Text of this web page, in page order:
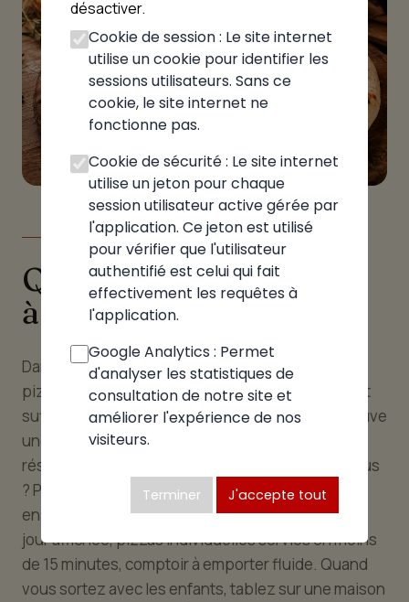
LE GUIDE
Quelle pizzeria choisir
à Bénonces
Dans l'Ain, terre de bonne table, le choix d'une
pizzéria mérite réflexion. À Bénonces, le choix est
suffisamment riche pour que chaque convive trouve
une adresse à son image. Le bon réflexe avant de
réserver : quel type d'expérience recherchez-vous
? Pour une coupure déjeuner express, cap sur les
enseignes rodées au service rapide : formule du
jour affichée, pizzas individuelles servies en moins
de 15 minutes, comptoir à emporter fluide. Quand
vous sortez avec les enfants, tablez sur une maison
désactiver.
Cookie de session : Le site internet
utilise un cookie pour identifier les
sessions utilisateurs. Sans ce
cookie, le site internet ne
fonctionne pas.
Cookie de sécurité : Le site internet
utilise un jeton pour chaque
session utilisateur active gérée par
l'application. Ce jeton est utilisé
pour vérifier que l'utilisateur
authentifié est celui qui fait
effectivement les requêtes à
l'application.
Google Analytics : Permet
d'analyser les statistiques de
consultation de notre site et
améliorer l'expérience de nos
visiteurs.
Terminer J'accepte tout